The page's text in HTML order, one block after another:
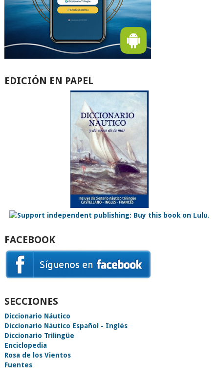
EDICIÓN EN PAPEL
FACEBOOK
SECCIONES
Diccionario Náutico
Diccionario Náutico Español - Inglés
Diccionario Trilingüe
Enciclopedia
Rosa de los Vientos
Fuentes